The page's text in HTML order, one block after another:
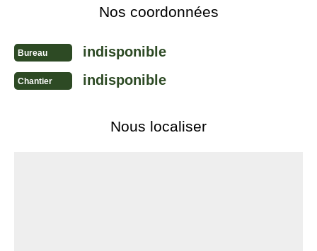
Nos coordonnées
Bureau indisponible
Chantier indisponible
Nous localiser